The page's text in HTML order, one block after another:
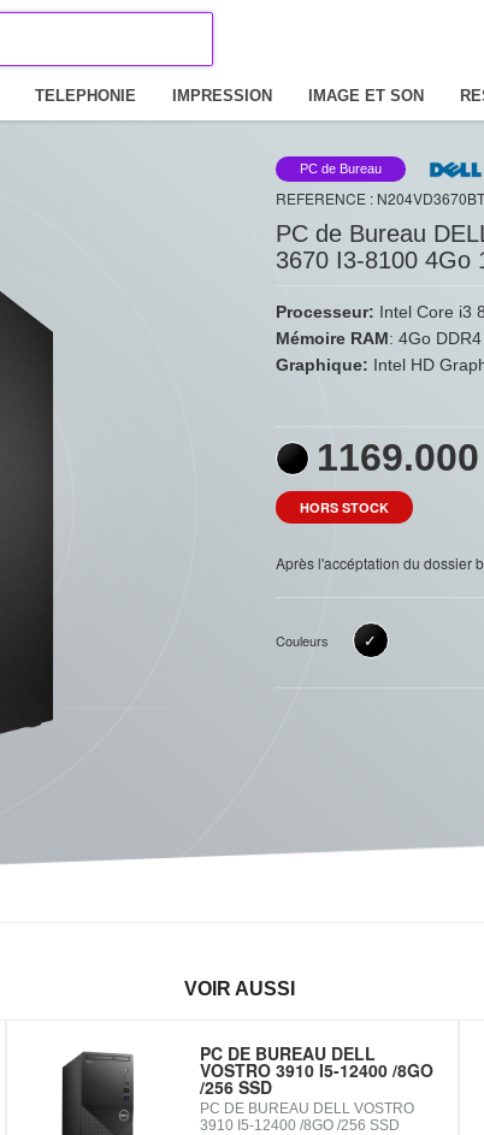
TELEPHONIE IMPRESSION IMAGE ET SON
PC de Bureau
REFERENCE :
PC de Bureau
3670 I3-8100 4Go
Processeur: Intel Core i3
Mémoire RAM: 4Go
Graphique: Intel HD
1169.000
HORS STOCK
Après l'accéptation du dossier
Couleurs ✓
VOIR AUSSI
PC DE BUREAU DELL
VOSTRO 3910 I5-12400 /8GO
/256 SSD
PC DE BUREAU DELL VOSTRO
3910 I5-12400 /8GO /256 SSD